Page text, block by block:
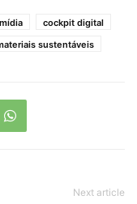
cockpit digital
sustentáveis
Next article